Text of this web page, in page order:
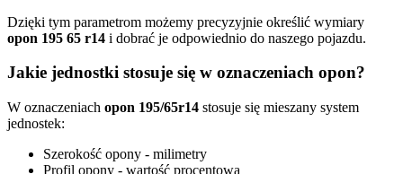
Dzięki tym parametrom możemy precyzyjnie określić wymiary
opon 195 65 r14 i dobrać je odpowiednio do naszego pojazdu.
Jakie jednostki stosuje się w oznaczeniach opon?
W oznaczeniach opon 195/65r14 stosuje się mieszany system
jednostek:
Szerokość opony - milimetry
Profil opony - wartość procentowa